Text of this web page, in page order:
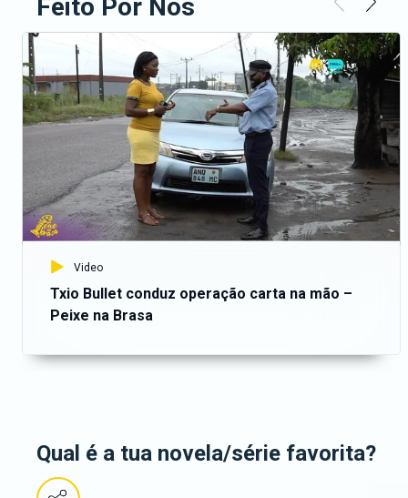
Feito Por Nós
Video
Txio Bullet conduz operação carta na mão –
Peixe na Brasa
Qual é a tua novela/série favorita?